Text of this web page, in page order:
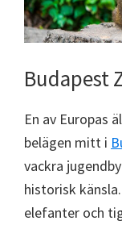
Budapest
En av Europas
belägen mitt i
vackra
historisk
elefanter och